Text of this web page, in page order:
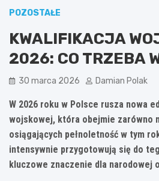
POZOSTAŁE
KWALIFIKACJA
2026: CO TRZEBA
30 marca 2026 Damian Polak
W 2026 roku w Polsce rusza nowa
wojskowej, która obejmie zarówno
osiągających pełnoletność w tym
intensywnie przygotowują się do
kluczowe znaczenie dla narodowej